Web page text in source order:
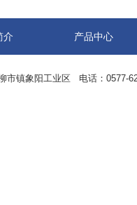
介 产品中心
市镇象阳工业区 电话：0577-